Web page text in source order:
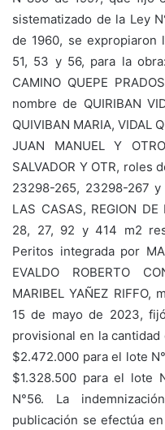
sistematizado de la Ley
de 1960, se expropiaron
51, 53 y 56, para la
CAMINO QUEPE
nombre de QUIRIBAN
QUIVIBAN MARIA, VIDAL
JUAN MANUEL Y
SALVADOR Y OTR, roles
23298-265, 23298-267 y
LAS CASAS, REGION
28, 27, 92 y 414 m2
Peritos integrada por
EVALDO ROBERTO
MARIBEL YAÑEZ
15 de mayo de 2023,
provisional en la cantidad
$2.472.000 para el lote
$1.328.500 para el lote
N°56. La
publicación se efectúa